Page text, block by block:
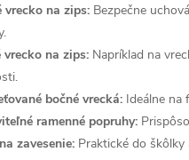
vrecko na zips: Bezpečne
vrecko na zips: Napríklad na
bočné vrecká: Ideálne na
ramenné popruhy:
zavesenie: Praktické do škôlky